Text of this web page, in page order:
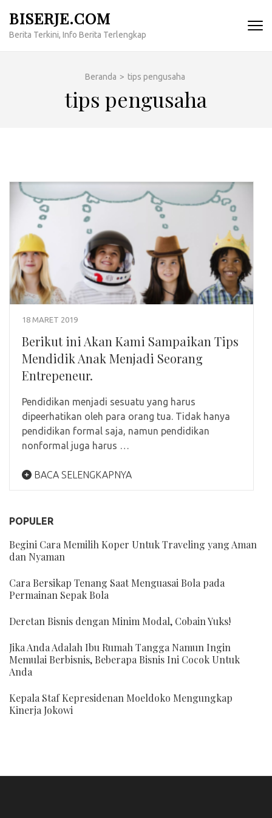
konten
BISERJE.COM
Berita Terkini, Info Berita Terlengkap
Beranda > tips pengusaha
tips pengusaha
18 MARET 2019
Berikut ini Akan Kami Sampaikan Tips
Mendidik Anak Menjadi Seorang
Entrepeneur.
Pendidikan menjadi sesuatu yang harus
dipeerhatikan oleh para orang tua. Tidak hanya
pendidikan formal saja, namun pendidikan
nonformal juga harus …
BACA SELENGKAPNYA
POPULER
Begini Cara Memilih Koper Untuk Traveling yang Aman
dan Nyaman
Cara Bersikap Tenang Saat Menguasai Bola pada
Permainan Sepak Bola
Deretan Bisnis dengan Minim Modal, Cobain Yuks!
Jika Anda Adalah Ibu Rumah Tangga Namun Ingin
Memulai Berbisnis, Beberapa Bisnis Ini Cocok Untuk
Anda
Kepala Staf Kepresidenan Moeldoko Mengungkap
Kinerja Jokowi